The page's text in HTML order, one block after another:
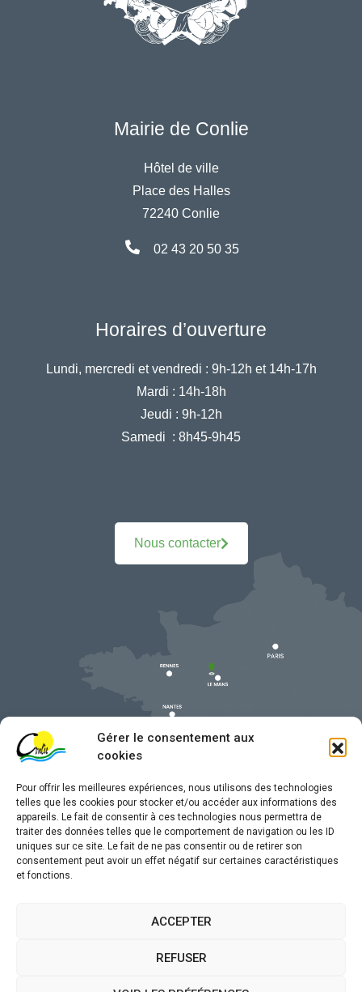
Gérer le consentement aux
cookies
Pour offrir les meilleures expériences, nous utilisons des technologies
telles que les cookies pour stocker et/ou accéder aux informations des
appareils. Le fait de consentir à ces technologies nous permettra de
traiter des données telles que le comportement de navigation ou les ID
uniques sur ce site. Le fait de ne pas consentir ou de retirer son
consentement peut avoir un effet négatif sur certaines caractéristiques
et fonctions.
ACCEPTER
REFUSER
Mairie de Conlie
Hôtel de ville
Place des Halles
72240 Conlie
02 43 20 50 35
Horaires d’ouverture
Lundi, mercredi et vendredi : 9h-12h et 14h-17h
Mardi : 14h-18h
Jeudi : 9h-12h
Samedi : 8h45-9h45
Nous contacter
Mentions légales
Traitement de données personnelles